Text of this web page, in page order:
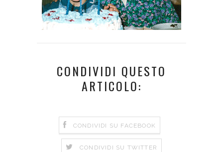
CONDIVIDI QUESTO
ARTICOLO:
CONDIVIDI SU FACEBOOK
CONDIVIDI SU TWITTER